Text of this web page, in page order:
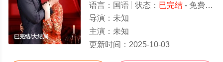
已完结/大结局
语言： 国语 状态： 已完结- 免费在线观看
导演： 未知
主演： 未知
更新时间： 2025-10-03